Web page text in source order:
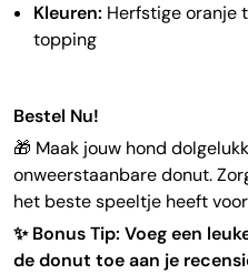
Kleuren: Herfstige oranje
topping
Bestel Nu!
🎁 Maak jouw hond
onweerstaanbare donut.
het beste speeltje heeft
✨ Bonus Tip: Voeg een
de donut toe aan je